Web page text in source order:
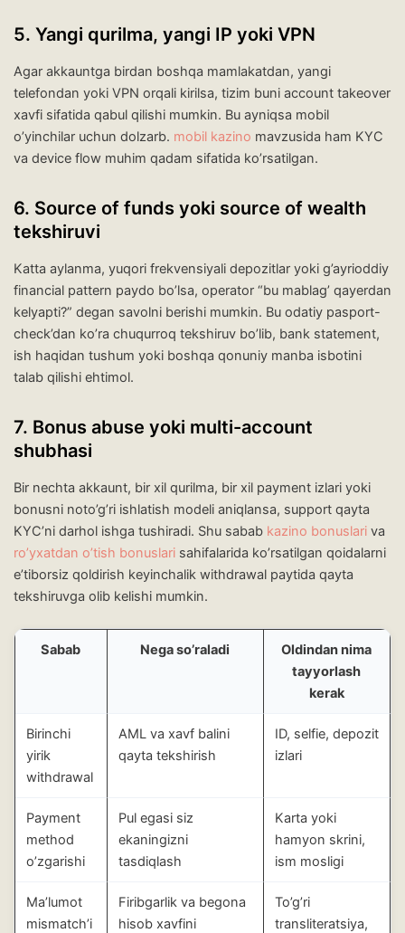
5. Yangi qurilma, yangi IP yoki VPN
Agar akkauntga birdan boshqa mamlakatdan, yangi
telefondan yoki VPN orqali kirilsa, tizim buni account takeover
xavfi sifatida qabul qilishi mumkin. Bu ayniqsa mobil
o’yinchilar uchun dolzarb. mobil kazino mavzusida ham KYC
va device flow muhim qadam sifatida ko’rsatilgan.
6. Source of funds yoki source of wealth
tekshiruvi
Katta aylanma, yuqori frekvensiyali depozitlar yoki g’ayrioddiy
financial pattern paydo bo’lsa, operator “bu mablag’ qayerdan
kelyapti?” degan savolni berishi mumkin. Bu odatiy pasport-
check’dan ko’ra chuqurroq tekshiruv bo’lib, bank statement,
ish haqidan tushum yoki boshqa qonuniy manba isbotini
talab qilishi ehtimol.
7. Bonus abuse yoki multi-account
shubhasi
Bir nechta akkaunt, bir xil qurilma, bir xil payment izlari yoki
bonusni noto’g’ri ishlatish modeli aniqlansa, support qayta
KYC’ni darhol ishga tushiradi. Shu sabab kazino bonuslariva
ro’yxatdan o’tish bonuslarisahifalarida ko’rsatilgan qoidalarni
e’tiborsiz qoldirish keyinchalik withdrawal paytida qayta
tekshiruvga olib kelishi mumkin.
Sabab Nega so’raladi
Oldindan nima
tayyorlash
kerak
Birinchi
yirik
withdrawal
AML va xavf balini
qayta tekshirish
ID, selfie, depozit
izlari
Payment
method
o’zgarishi
Pul egasi siz
ekaningizni
tasdiqlash
Karta yoki
hamyon skrini,
ism mosligi
Ma’lumot
mismatch’i
Firibgarlik va begona
hisob xavfini
To’g’ri
transliteratsiya,